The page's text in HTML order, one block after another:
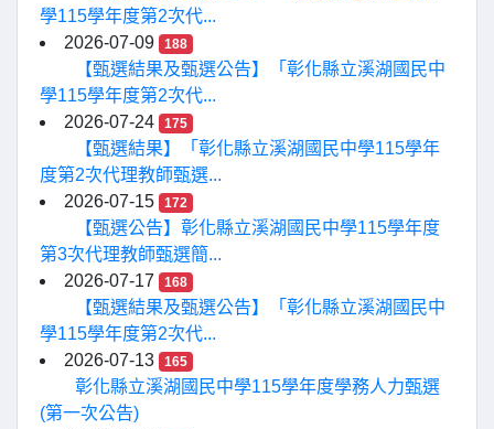
學115學年度第2次代...
2026-07-09
188
【甄選結果及甄選公告】「彰化縣立溪湖國民中
學115學年度第2次代...
2026-07-24
175
【甄選結果】「彰化縣立溪湖國民中學115學年
度第2次代理教師甄選...
2026-07-15
172
【甄選公告】彰化縣立溪湖國民中學115學年度
第3次代理教師甄選簡...
2026-07-17
168
【甄選結果及甄選公告】「彰化縣立溪湖國民中
學115學年度第2次代...
2026-07-13
165
彰化縣立溪湖國民中學115學年度學務人力甄選
(第一次公告)